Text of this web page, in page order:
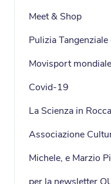
Meet & Shop
Pulizia
Movisport
Covid-19
La Scienza in Rocca
Associazione
Michele, e Marzio